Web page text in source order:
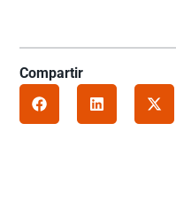
Compartir